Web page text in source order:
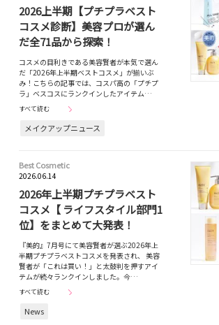
2026上半期【プチプラベスト
コスメ診断】美容プロが選ん
だ全71品から探索！
コスメの目利きである美容賢者が本気で選ん
だ「2026年上半期ベストコスメ」が揃いぶ
み！こちらの記事では、コスパ高の「プチプ
ラ」ベスコスにランクインしたアイテム…
すべて読む
メイクアップニュース
Best Cosmetic
2026.06.14
2026年上半期プチプラベスト
コスメ【 ライフスタイル部門1
位】をまとめて大発表！
『美的』7月号にて美容賢者が選ぶ2026年上
半期プチプラベストコスメを発表され、 美容
賢者が「これは買い！」と太鼓判を押すアイ
テムが続々ランクインしました。今…
すべて読む
News